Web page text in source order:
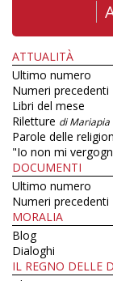
ATTUALITÀ
Ultimo numero
Numeri precedenti
Libri del mese
Riletture di Mariapia
Parole delle
"Io non mi
DOCUMENTI
Ultimo numero
Numeri precedenti
MORALIA
Blog
Dialoghi
IL REGNO DELLE